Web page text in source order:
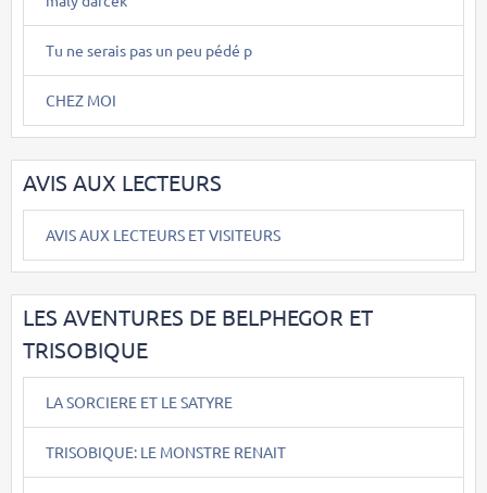
Tu ne serais pas un peu pédé p
CHEZ MOI
AVIS AUX LECTEURS
AVIS AUX LECTEURS ET VISITEURS
LES AVENTURES DE BELPHEGOR ET
TRISOBIQUE
LA SORCIERE ET LE SATYRE
TRISOBIQUE: LE MONSTRE RENAIT